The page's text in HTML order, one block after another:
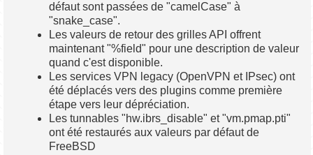
défaut sont passées de "camelCase" à
"snake_case".
Les valeurs de retour des grilles API offrent
maintenant "%field" pour une description de valeur
quand c'est disponible.
Les services VPN legacy (OpenVPN et IPsec) ont
été déplacés vers des plugins comme première
étape vers leur dépréciation.
Les tunnables "hw.ibrs_disable" et "vm.pmap.pti"
ont été restaurés aux valeurs par défaut de
FreeBSD